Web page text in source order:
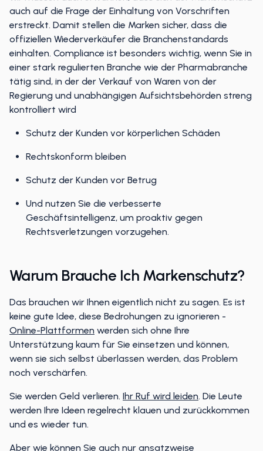
Wir müssen auch erwähnen, dass sich der Markenschutz
auch auf die Frage der Einhaltung von Vorschriften
erstreckt. Damit stellen die Marken sicher, dass die
offiziellen Wiederverkäufer die Branchenstandards
einhalten. Compliance ist besonders wichtig, wenn Sie in
einer stark regulierten Branche wie der Pharmabranche
tätig sind, in der der Verkauf von Waren von der
Regierung und unabhängigen Aufsichtsbehörden streng
Schutz der Kunden vor körperlichen Schäden
Schutz der Kunden vor Betrug
Und nutzen Sie die verbesserte
Geschäftsintelligenz, um proaktiv gegen
Rechtsverletzungen vorzugehen.
Warum Brauche Ich Markenschutz?
Das brauchen wir Ihnen eigentlich nicht zu sagen. Es ist
keine gute Idee, diese Bedrohungen zu ignorieren -
Online-Plattformen
werden sich ohne Ihre
Unterstützung kaum für Sie einsetzen und können,
wenn sie sich selbst überlassen werden, das Problem
Sie werden Geld verlieren. Ihr Ruf wird leiden. Die Leute
werden Ihre Ideen regelrecht klauen und zurückkommen